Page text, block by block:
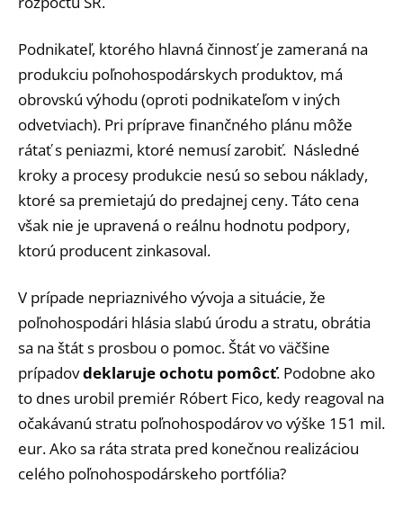
Podnikateľ, ktorého hlavná činnosť je zameraná na
produkciu poľnohospodárskych produktov, má
obrovskú výhodu (oproti podnikateľom v iných
odvetviach). Pri príprave finančného plánu môže
rátať s peniazmi, ktoré nemusí zarobiť. Následné
kroky a procesy produkcie nesú so sebou náklady,
ktoré sa premietajú do predajnej ceny. Táto cena
však nie je upravená o reálnu hodnotu podpory,
ktorú producent zinkasoval.
V prípade nepriaznivého vývoja a situácie, že
poľnohospodári hlásia slabú úrodu a stratu, obrátia
sa na štát s prosbou o pomoc. Štát vo väčšine
prípadovdeklaruje ochotu pomôcť. Podobne ako
to dnes urobil premiér Róbert Fico, kedy reagoval na
očakávanú stratu poľnohospodárov vo výške 151 mil.
eur. Ako sa ráta strata pred konečnou realizáciou
celého poľnohospodárskeho portfólia?